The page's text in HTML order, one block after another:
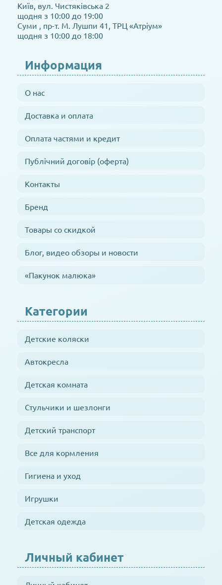
Київ, вул. Чистяківська 2
щодня з 10:00 до 19:00
Суми , пр-т. М. Лушпи 41, ТРЦ «Атріум»
щодня з 10:00 до 18:00
Информация
О нас
Доставка и оплата
Оплата частями и кредит
Публічний договір (оферта)
Контакты
Бренд
Товары со скидкой
Блог, видео обзоры и новости
«Пакунок малюка»
Категории
Детские коляски
Автокресла
Детская комната
Стульчики и шезлонги
Детский транспорт
Все для кормления
Гигиена и уход
Игрушки
Детская одежда
Личный кабинет